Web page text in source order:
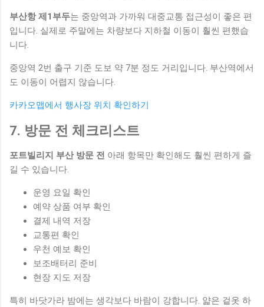
부산항 제1부두는 중앙역과 가까워 대중교통 접근성이 좋은 편
입니다. 실제로 주말에는 차량보다 지하철 이동이 훨씬 편했습
니다.
중앙역 2번 출구 기준 도보 약 7분 정도 거리입니다. 부산역에서
도 이동이 어렵지 않습니다.
카카오맵에서 행사장 위치 확인하기
7. 방문 전 체크리스트
포트빌리지 부산 방문 전 아래 항목만 확인해도 훨씬 편하게 즐
길 수 있습니다.
운영 요일 확인
예약 상품 여부 확인
결제 내역 저장
교통편 확인
우천 예보 확인
보조배터리 준비
현장 지도 저장
특히 바닷가라 밤에는 생각보다 바람이 강합니다. 얇은 겉옷 하